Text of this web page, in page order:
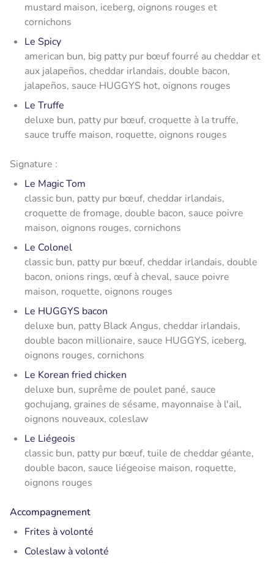
mustard maison, iceberg, oignons rouges et
cornichons
Le Spicy
american bun, big patty pur bœuf fourré au cheddar et
aux jalapeños, cheddar irlandais, double bacon,
jalapeños, sauce HUGGYS hot, oignons rouges
Le Truffe
deluxe bun, patty pur bœuf, croquette à la truffe,
sauce truffe maison, roquette, oignons rouges
Signature :
Le Magic Tom
classic bun, patty pur bœuf, cheddar irlandais,
croquette de fromage, double bacon, sauce poivre
maison, oignons rouges, cornichons
Le Colonel
classic bun, patty pur bœuf, cheddar irlandais, double
bacon, onions rings, œuf à cheval, sauce poivre
maison, roquette, oignons rouges
Le HUGGYS bacon
deluxe bun, patty Black Angus, cheddar irlandais,
double bacon millionaire, sauce HUGGYS, iceberg,
oignons rouges, cornichons
Le Korean fried chicken
deluxe bun, suprême de poulet pané, sauce
gochujang, graines de sésame, mayonnaise à l'ail,
oignons nouveaux, coleslaw
Le Liégeois
classic bun, patty pur bœuf, tuile de cheddar géante,
double bacon, sauce liégeoise maison, roquette,
oignons rouges
Accompagnement
Frites à volonté
Coleslaw à volonté